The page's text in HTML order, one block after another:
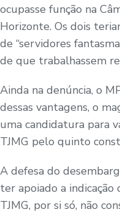
ocupasse função na
Horizonte. Os dois
de “servidores
de que trabalhassem
Ainda na denúncia, o
dessas vantagens, o
uma candidatura para
TJMG pelo quinto
A defesa do
ter apoiado a indicação
TJMG, por si só, não